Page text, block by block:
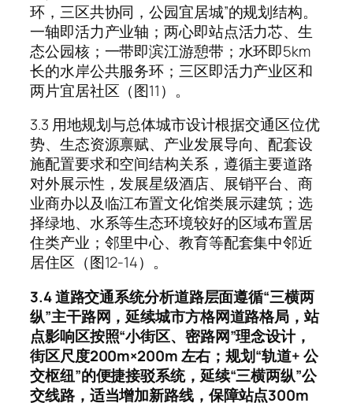
环，三区共协同，公园宜居城”的规划结构。
一轴即活力产业轴；两心即站点活力芯、生
态公园核；一带即滨江游憩带；水环即5km
长的水岸公共服务环；三区即活力产业区和
两片宜居社区（图11）。
3.3 用地规划与总体城市设计根据交通区位优
势、生态资源禀赋、产业发展导向、配套设
施配置要求和空间结构关系，遵循主要道路
对外展示性，发展星级酒店、展销平台、商
业商办以及临江布置文化馆类展示建筑；选
择绿地、水系等生态环境较好的区域布置居
住类产业；邻里中心、教育等配套集中邻近
居住区（图12-14）。
3.4 道路交通系统分析道路层面遵循“三横两
纵”主干路网，延续城市方格网道路格局，站
点影响区按照“小街区、密路网”理念设计，
街区尺度200m×200m 左右；规划“轨道+ 公
交枢纽”的便捷接驳系统，延续“三横两纵”公
交线路，适当增加新路线，保障站点300m